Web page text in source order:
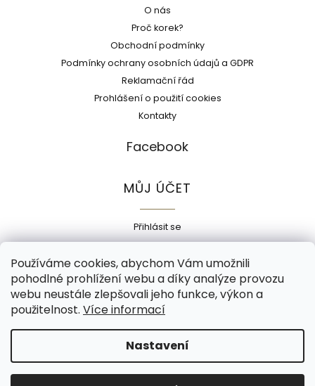
Používáme cookies, abychom Vám umožnili
pohodlné prohlížení webu a díky analýze provozu
webu neustále zlepšovali jeho funkce, výkon a
použitelnost. Více informací
Nastavení
O nás
Proč korek?
Obchodní podmínky
Podmínky ochrany osobních údajů a GDPR
Reklamační řád
Prohlášení o použití cookies
Kontakty
Facebook
MŮJ ÚČET
Přihlásit se
Registrace
Historie objednávek
Adresy
Odhlásit se
. Všechna práva vyhrazena.